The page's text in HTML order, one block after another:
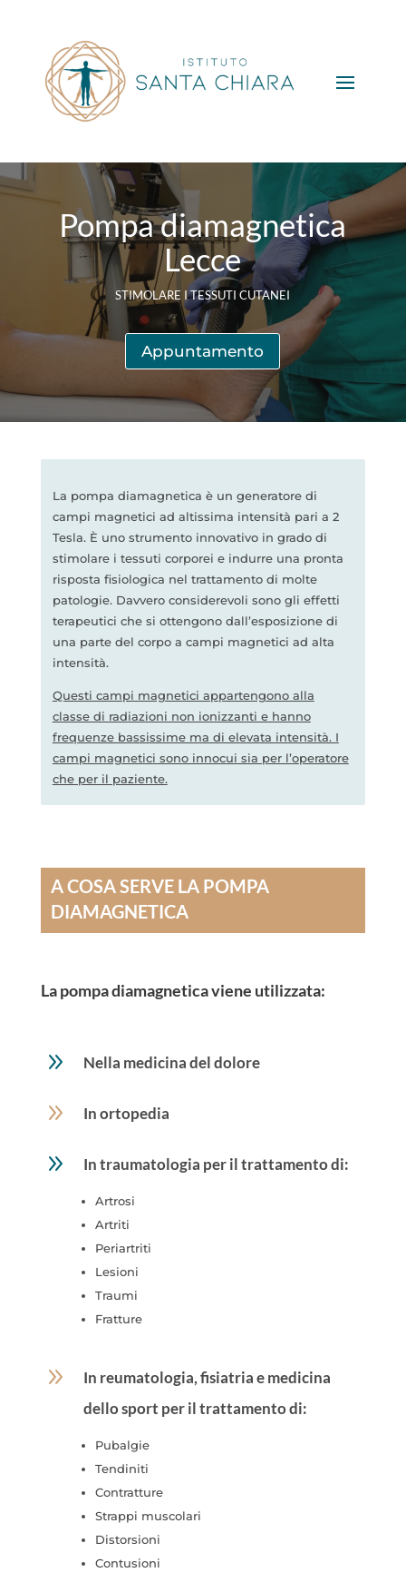
Pompa diamagnetica
Lecce
STIMOLARE I TESSUTI CUTANEI
Appuntamento
La pompa diamagnetica è un generatore di
campi magnetici ad altissima intensità pari a 2
Tesla. È uno strumento innovativo in grado di
stimolare i tessuti corporei e indurre una pronta
risposta fisiologica nel trattamento di molte
patologie. Davvero considerevoli sono gli effetti
terapeutici che si ottengono dall’esposizione di
una parte del corpo a campi magnetici ad alta
intensità.
Questi campi magnetici appartengono alla
classe di radiazioni non ionizzanti e hanno
frequenze bassissime ma di elevata intensità. I
campi magnetici sono innocui sia per l’operatore
che per il paziente.
A COSA SERVE LA POMPA
DIAMAGNETICA
La pompa diamagnetica viene utilizzata:
9 Nella medicina del dolore
9 In ortopedia
9 In traumatologia per il trattamento di:
Artrosi
Artriti
Periartriti
Lesioni
Traumi
Fratture
9
In reumatologia, fisiatria e medicina
dello sport per il trattamento di:
Pubalgie
Tendiniti
Contratture
Strappi muscolari
Distorsioni
Contusioni